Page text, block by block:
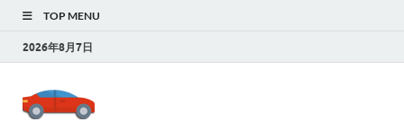
TOP MENU
2026年8月7日